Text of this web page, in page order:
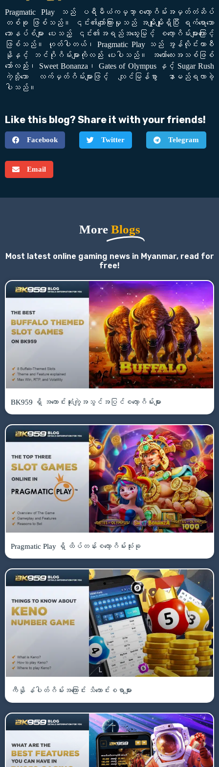
Pragmatic Play သည် ပရီမီယံကမ္ဘာ့စလော့ဂိမ်းအမှတ်တံဆိပ်
တစ်ခု ဖြစ်သည်။ ၎င်း၏ကျော်ကြားမှုသည် အမျိုးမျိုးရှိပြီး ရက်ရောသော
ဘောနပ်စ်များ ပေးသည့် ၎င်း၏အရည်အသွေးမြင့် စလော့ဂိမ်းများကြောင့်
ဖြစ်သည်။ ဟုတ်ပါတယ်၊ Pragmatic Play သည် အွန်လိုင်းကာစီ
နိုနှင့် ဘင်ဂိုဂိမ်းများကိုလည်း ပေးပါသည်။ အတော်လေးအသစ်ဖြစ်
သော်လည်း၊ Sweet Bonanza၊ Gates of Olympus နှင့် Sugar Rush
ကဲ့သို့သော လက်မှတ်ဂိမ်းများဖြင့် လျင်မြန်စွာ နာမည်ရလာခဲ့
ပါသည်။
Like this blog? Share it with your friends!
Facebook Twitter Telegram
Email
More Blogs
Most latest online gaming news in Myanmar, read for
free!
BK959 ရှိ အကောင်းဆုံးကျွဲအသွင်အပြင်စလော့ဂိမ်းများ
Pragmatic Play ရှိ ထိပ်တန်းစလော့ဂိမ်းသုံးခု
ကီနို နံပါတ်ဂိမ်းအကြောင်း သိကောင်းစရာများ